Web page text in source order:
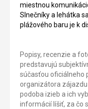
miestnou
Slnečníky a lehátka
plážového baru je k
Popisy, recenzie a
predstavujú
súčasťou oficiálneho
organizátora
podoba izieb a ich
informácií líšiť, za čo